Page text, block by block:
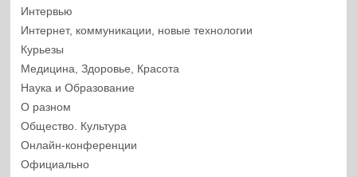
Интервью
Интернет, коммуникации, новые технологии
Курьезы
Медицина, Здоровье, Красота
Наука и Образование
О разном
Общество. Культура
Онлайн-конференции
Официально